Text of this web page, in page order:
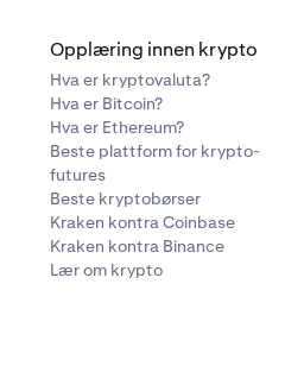
Opplæring innen krypto
Hva er kryptovaluta?
Hva er Bitcoin?
Hva er Ethereum?
Beste plattform for krypto-
futures
Beste kryptobørser
Kraken kontra Coinbase
Kraken kontra Binance
Lær om krypto